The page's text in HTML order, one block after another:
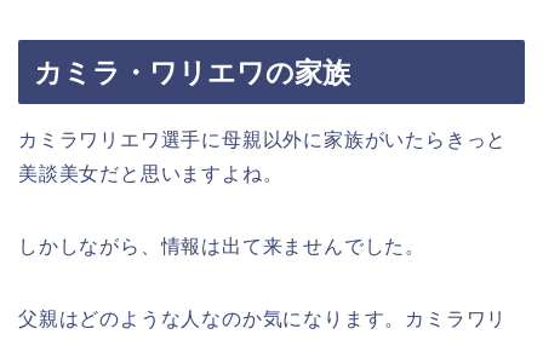
カミラ・ワリエワの家族
カミラワリエワ選手に母親以外に家族がいたらきっと
美談美女だと思いますよね。
しかしながら、情報は出て来ませんでした。
父親はどのような人なのか気になります。カミラワリ